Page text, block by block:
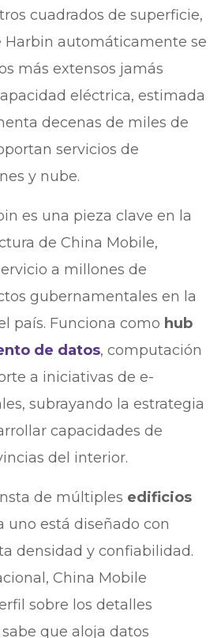
cuadrados de superficie,
Harbin automáticamente se
más extensos jamás
eléctrica, estimada
decenas de miles de
servicios de
y nube.
es una pieza clave en la
de China Mobile,
a millones de
gubernamentales en la
país. Funciona como hub
de datos, computación
a iniciativas de e-
subrayando la estrategia
capacidades de
del interior.
de múltiples edificios
uno está diseñado con
densidad y confiabilidad.
China Mobile
sobre los detalles
que aloja datos